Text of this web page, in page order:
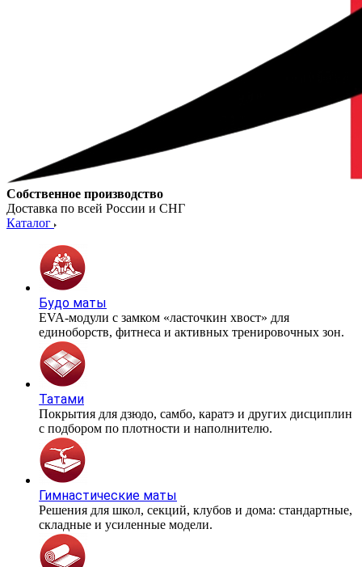
Собственное производство
Доставка по всей России и СНГ
Каталог
Будо маты
EVA-модули с замком «ласточкин хвост» для
единоборств, фитнеса и активных тренировочных зон.
Татами
Покрытия для дзюдо, самбо, каратэ и других дисциплин
с подбором по плотности и наполнителю.
Гимнастические маты
Решения для школ, секций, клубов и дома: стандартные,
складные и усиленные модели.